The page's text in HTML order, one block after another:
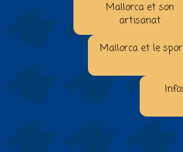
Mallorca et son
artisanat
Mallorca et le